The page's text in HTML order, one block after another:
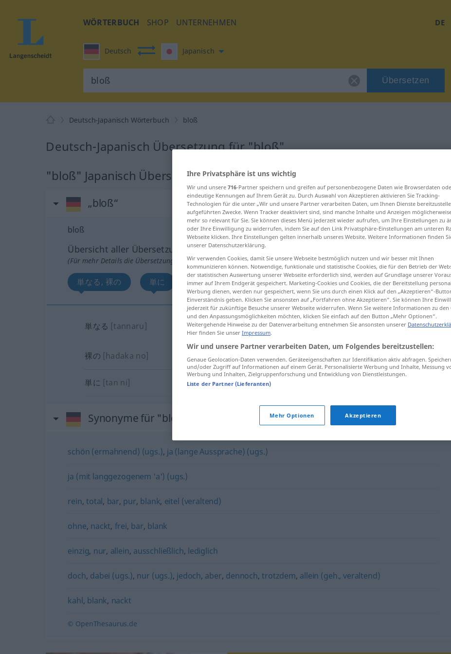
WÖRTERBUCH SHOP UNTERNEHMEN DE
Deutsch Japanisch
Übersetzen
Deutsch-Japanisch Wörterbuch bloß
Deutsch-Japanisch Übersetzung für "bloß"
"bloß" Japanisch Übersetzung
„bloß“
bloß
Übersicht aller Übersetzungen
(Für mehr Details die Übersetzung anklicken/antippen)
単なる, 裸の 単に
単なる [tannaru] bloßeinfach
裸の [hadaka no] bloß unbedeckt
単に [tan ni]
Synonyme für "bloß"
schön (ermahnend) (ugs.), ja (lange Aussprache) (ugs.)
ja (mit langgezogenem 'a') (ugs.)
rein,total, bar, pur, blank, eitel (veraltend)
ohne, nackt, frei, bar, blank
einzig, nur, allein, ausschließlich, lediglich
doch, dabei (ugs.), nur (ugs.), jedoch, aber, dennoch,trotzdem, allein (geh., veraltend)
kahl, blank, nackt
© OpenThesaurus.de
Ihre Privatsphäre ist uns wichtig
Wir und unsere 716-Partner speichern und greifen auf personenbezogene Daten wie Browserdaten
eindeutige Kennungen auf Ihrem Gerät zu. Durch Auswahl von Akzeptieren aktivieren Sie Tracking-
Technologien für die unter „Wir und unsere Partner verarbeiten Daten, um Ihnen Dienste
aufgeführten Zwecke. Wenn Tracker deaktiviert sind, sind manche Inhalte und Anzeigen
mehr so relevant für Sie. Sie können dieses Menü jederzeit wieder aufrufen, um Ihre Einstellungen zu
oder Ihre Einwilligung zu widerrufen, indem Sie auf den Link Privatsphäre-Einstellungen am unteren
Webseite klicken. Ihre Einstellungen gelten innerhalb unseres Website. Weitere Informationen finden
unserer Datenschutzerklärung.
Wir verwenden Cookies, damit Sie unsere Webseite bestmöglich nutzen und wir besser mit Ihnen
kommunizieren können. Notwendige, funktionale und statistische Cookies, die für den Betrieb der
der statistischen Auswertung unserer Webseite erforderlich sind, werden auf Grundlage unserer
immer auf Ihrem Endgerät gespeichert. Marketing-Cookies und Cookies, die der Bereitstellung
Werbung dienen, werden nur gespeichert, wenn Sie uns durch einen Klick auf den „Akzeptieren“-
Einverständnis geben. Klicken Sie ansonsten auf „Fortfahren ohne Akzeptieren“. Sie können Ihre
jederzeit für zukünftige Besuche unserer Webseite widerrufen. Wenn Sie weitere Informationen zu den
und den Anpassungsmöglichkeiten möchten, klicken Sie einfach auf den Button „Mehr Optionen“.
Weitergehende Hinweise zu der Datenverarbeitung entnehmen Sie ansonsten unserer
Hier finden Sie unser Impressum.
Wir und unsere Partner verarbeiten Daten, um Folgendes bereitzustellen:
Genaue Geolocation-Daten verwenden. Geräteeigenschaften zur Identifikation aktiv abfragen.
und/oder Zugriff auf Informationen auf einem Gerät. Personalisierte Werbung und Inhalte, Messung
Werbung und Inhalten, Zielgruppenforschung und Entwicklung von Dienstleistungen.
Liste der Partner (Lieferanten)
Mehr Optionen Akzeptieren